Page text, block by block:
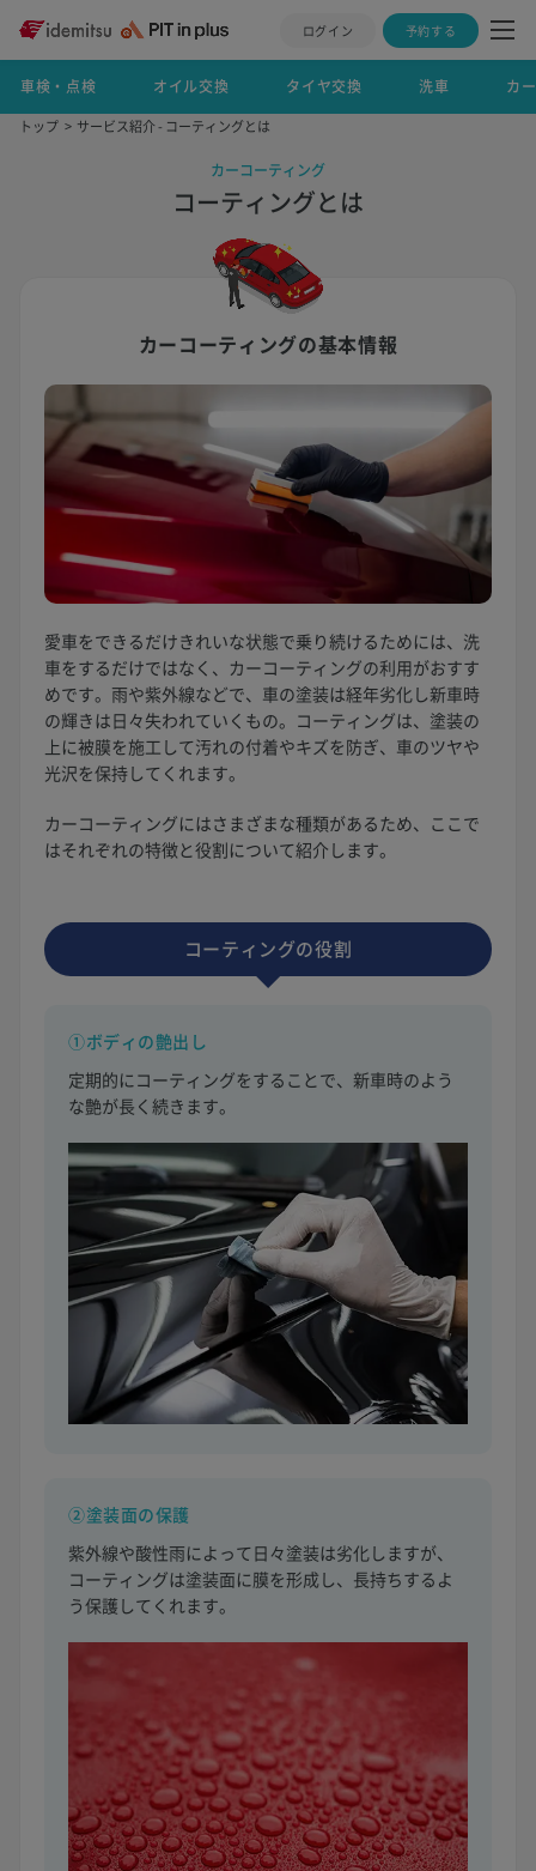
ログイン 予約する
車検・点検 オイル交換 タイヤ交換 洗車 カ
トップ サービス紹介 - コーティングとは
カーコーティング
コーティングとは
カーコーティングの基本情報
愛車をできるだけきれいな状態で乗り続けるためには、洗
車をするだけではなく、カーコーティングの利用がおすす
めです。雨や紫外線などで、車の塗装は経年劣化し新車時
の輝きは日々失われていくもの。コーティングは、塗装の
上に被膜を施工して汚れの付着やキズを防ぎ、車のツヤや
光沢を保持してくれます。
カーコーティングにはさまざまな種類があるため、ここで
はそれぞれの特徴と役割について紹介します。
コーティングの役割
①ボディの艶出し
定期的にコーティングをすることで、新車時のよう
な艶が長く続きます。
②塗装面の保護
紫外線や酸性雨によって日々塗装は劣化しますが、
コーティングは塗装面に膜を形成し、長持ちするよ
う保護してくれます。